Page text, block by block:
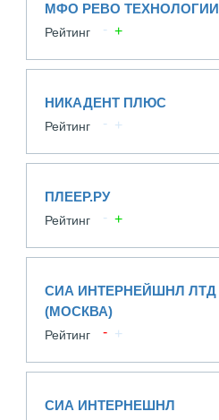
МФO РЕВО ТЕХНОЛОГИИ
Рейтинг
НИКАДЕНТ ПЛЮС
Рейтинг
ПЛЕЕР.РУ
Рейтинг
СИА ИНТЕРНЕЙШНЛ ЛТД
(МОСКВА)
Рейтинг
СИА ИНТЕРНЕШНЛ